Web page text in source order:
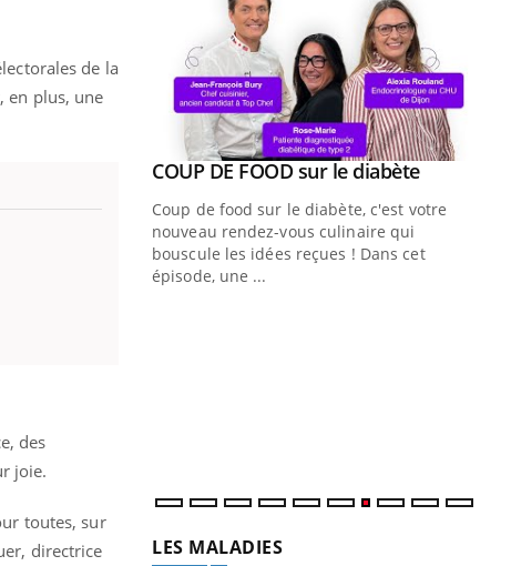
de la
en plus, une
des
joie.
toutes, sur
directrice
Youtube
COUP DE FOOD sur le diabèteYoutube
Coup de food sur le diabète, c'est votre
nouveau rendez-vous culinaire qui
bouscule les idées reçues ! Dans cet
épisode, une ...
LES MALADIES